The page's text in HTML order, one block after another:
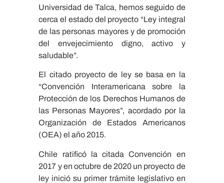
Universidad de Talca, hemos seguido de
cerca el estado del proyecto “Ley integral
de las personas mayores y de promoción
del envejecimiento digno, activo y
saludable”.
El citado proyecto de ley se basa en la
“Convención Interamericana sobre la
Protección de los Derechos Humanos de
las Personas Mayores”, acordado por la
Organización de Estados Americanos
(OEA) el año 2015.
Chile ratificó la citada Convención en
2017 y en octubre de 2020 un proyecto de
ley inició su primer trámite legislativo en